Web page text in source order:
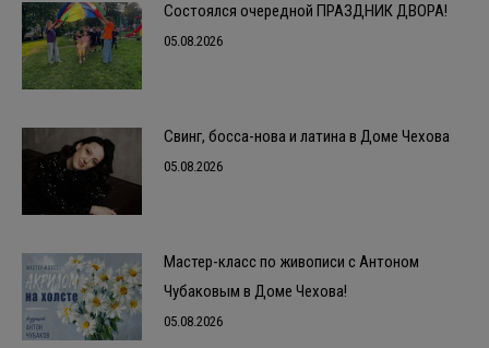
Состоялся очередной ПРАЗДНИК ДВОРА!
05.08.2026
Свинг, босса-нова и латина в Доме Чехова
05.08.2026
Мастер-класс по живописи с Антоном
Чубаковым в Доме Чехова!
05.08.2026